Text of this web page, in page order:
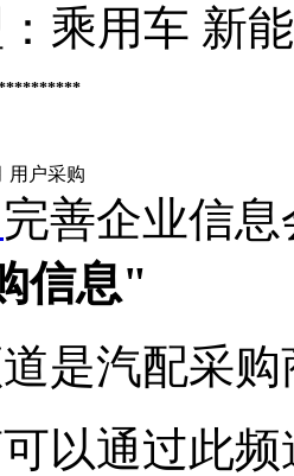
乘用车 新
用户采购
完善企业信
信息"
是汽配采
以通过此